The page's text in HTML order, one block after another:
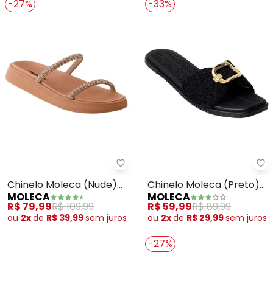
-27%
Moleca - Chinelo Moleca
Chinelo Moleca (Nude)
em Sintético
MOLECA
R$ 79,99R$ 109,99
ou 2xde R$ 39,99sem juros
-33%
Chinelo Moleca (Preto)
com Bordado
MOLECA
R$ 59,99R$ 89,99
ou 2xde R$ 29,99sem juros
-27%